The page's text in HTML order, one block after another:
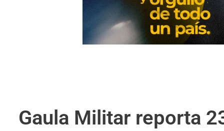
Gaula Militar reporta